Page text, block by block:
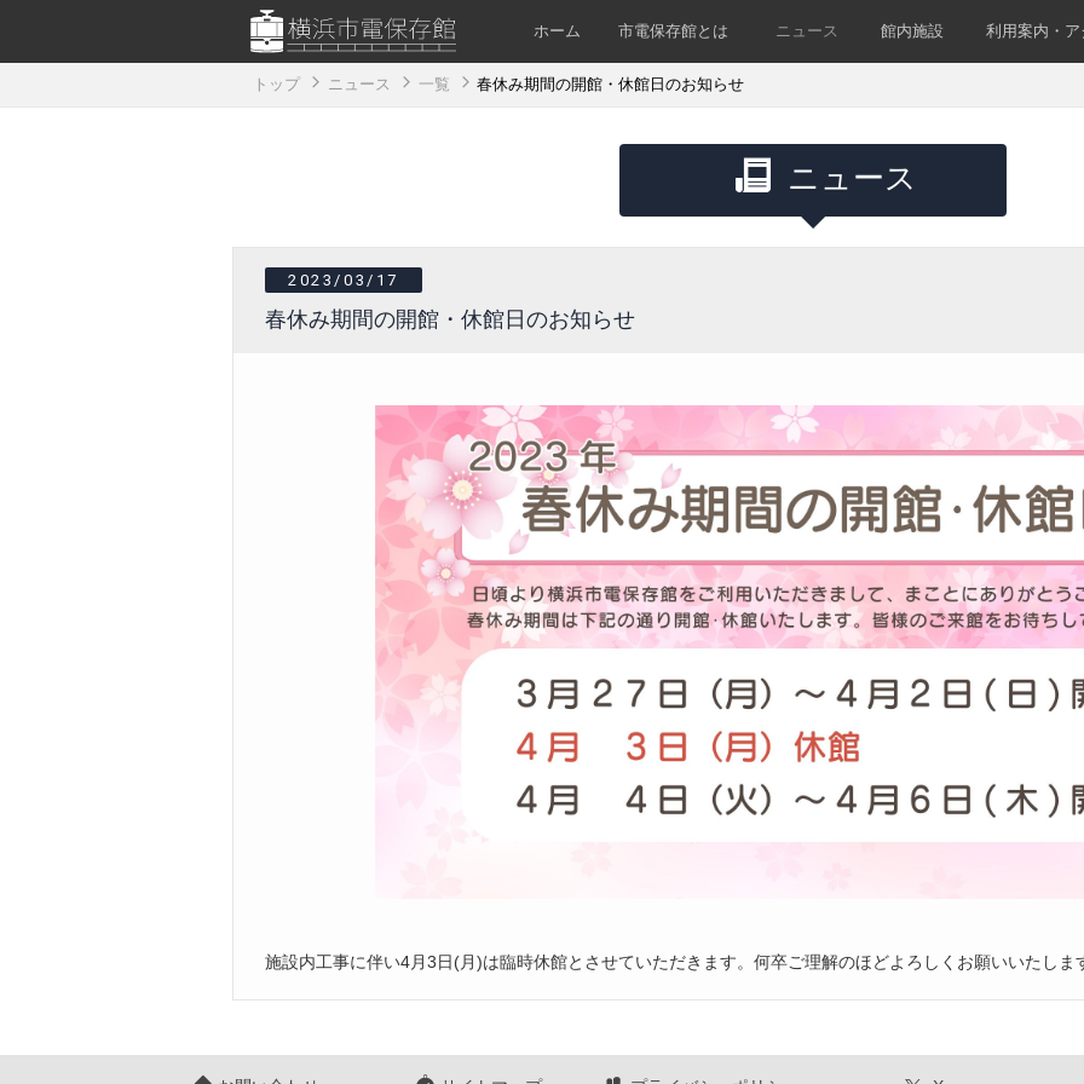
ホーム 市電保存館とは ニュース 館内施設 利用案内・
トップ ニュース 一覧 春休み期間の開館・休館日のお知らせ
ニュース
2023/03/17
春休み期間の開館・休館日のお知らせ
施設内工事に伴い4月3日(月)は臨時休館とさせていただきます。何卒ご理解のほどよろしくお願いいたしま